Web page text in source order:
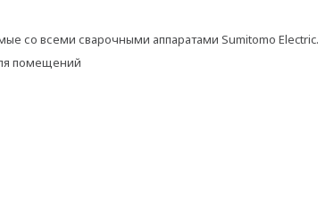
со всеми сварочными аппаратами Sumitomo Electric.
помещений